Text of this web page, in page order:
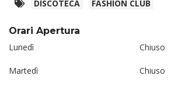
DISCOTECA
FASHION CLUB
Orari Apertura
Lunedì
Chiuso
Martedì Chiuso